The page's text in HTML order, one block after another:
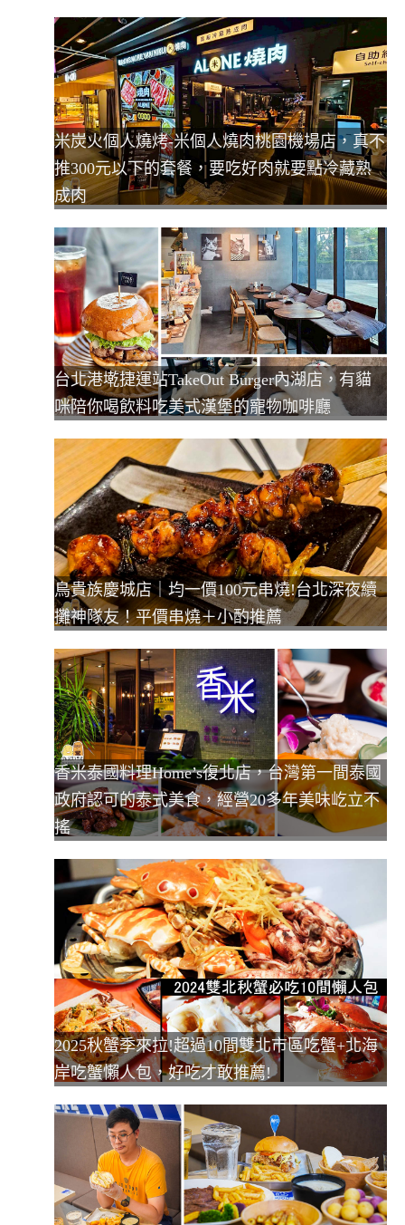
米炭火個人燒烤-米個人燒肉桃園機場店，真不
推300元以下的套餐，要吃好肉就要點冷藏熟
成肉
台北港墘捷運站TakeOut Burger內湖店，有貓
咪陪你喝飲料吃美式漢堡的寵物咖啡廳
鳥貴族慶城店｜均一價100元串燒!台北深夜續
攤神隊友！平價串燒＋小酌推薦
香米泰國料理Home’s復北店，台灣第一間泰國
政府認可的泰式美食，經營20多年美味屹立不
搖
2025秋蟹季來拉!超過10間雙北市區吃蟹+北海
岸吃蟹懶人包，好吃才敢推薦!